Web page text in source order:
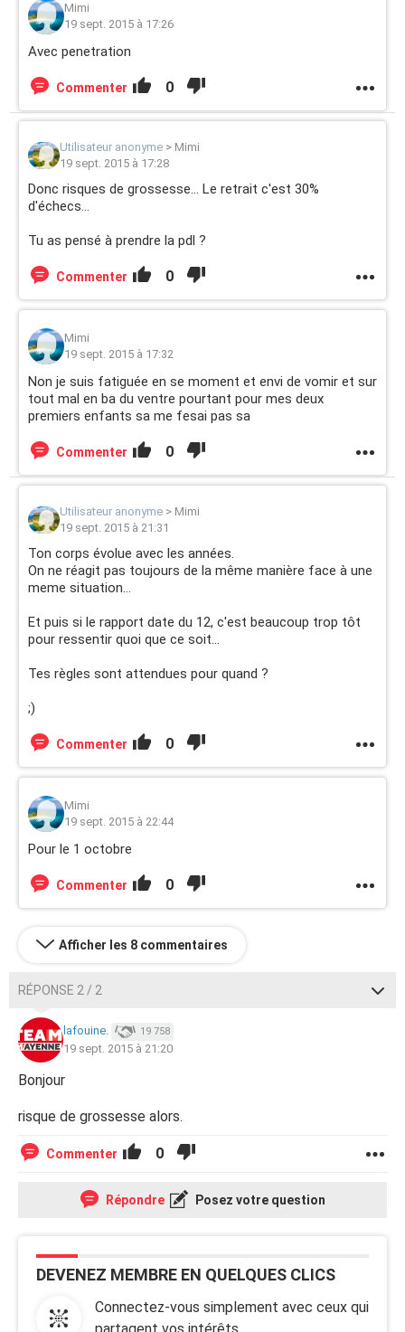
Mimi
19 sept. 2015 à 17:26
Avec penetration
Commenter 0
Utilisateur anonyme > Mimi
19 sept. 2015 à 17:28
Donc risques de grossesse... Le retrait c'est 30%
d'échecs...
Tu as pensé à prendre la pdl ?
Commenter 0
Mimi
19 sept. 2015 à 17:32
Non je suis fatiguée en se moment et envi de vomir et sur
tout mal en ba du ventre pourtant pour mes deux
premiers enfants sa me fesai pas sa
Commenter 0
Utilisateur anonyme > Mimi
19 sept. 2015 à 21:31
Ton corps évolue avec les années.
On ne réagit pas toujours de la même manière face à une
meme situation...
Et puis si le rapport date du 12, c'est beaucoup trop tôt
pour ressentir quoi que ce soit...
Tes règles sont attendues pour quand ?
;)
Commenter 0
Mimi
19 sept. 2015 à 22:44
Pour le 1 octobre
Commenter 0
Afficher les 8 commentaires
RÉPONSE 2 / 2
lafouine. 19 758
19 sept. 2015 à 21:20
Bonjour
risque de grossesse alors.
Commenter 0
Répondre Posez votre question
DEVENEZ MEMBRE EN QUELQUES CLICS
Connectez-vous simplement avec ceux qui